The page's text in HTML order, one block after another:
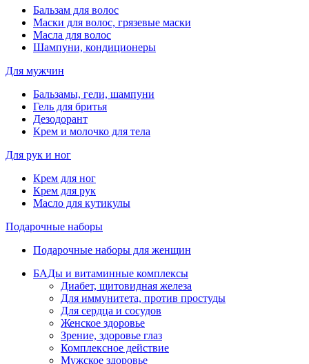
Бальзам для волос
Маски для волос, грязевые маски
Масла для волос
Шампуни, кондиционеры
Для мужчин
Бальзамы, гели, шампуни
Гель для бритья
Дезодорант
Крем и молочко для тела
Для рук и ног
Крем для ног
Крем для рук
Масло для кутикулы
Подарочные наборы
Подарочные наборы для женщин
БАДы и витаминные комплексы
Диабет, щитовидная железа
Для иммунитета, против простуды
Для сердца и сосудов
Женское здоровье
Зрение, здоровье глаз
Комплексное действие
Мужское здоровье